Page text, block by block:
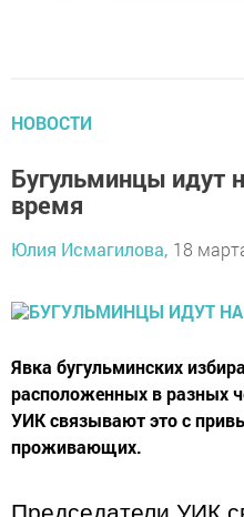
НОВОСТИ
Бугульминцы идут
время
Юлия Исмагилова, 18
Явка бугульминских
расположенных в разных
УИК связывают это с
проживающих.